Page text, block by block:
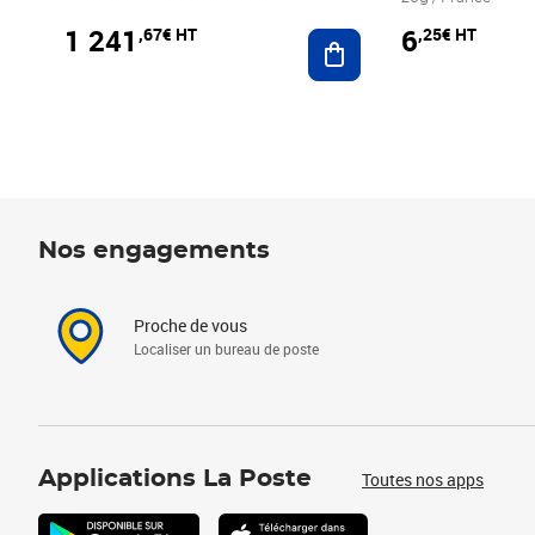
1 241 ,67€ HT Ajouter au panier
6,25€ HT
Nos engagements
Proche de vous
Localiser un bureau de poste
Applications La Poste Toutes nos apps